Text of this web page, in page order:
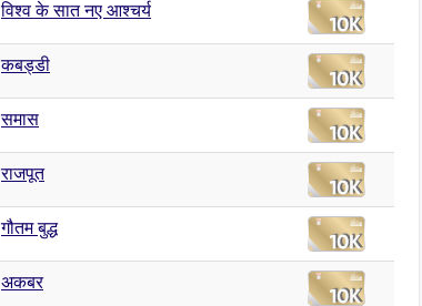
विश्व के सात नए आश्चर्य
कबड्डी
समास
राजपूत
गौतम बुद्ध
अकबर